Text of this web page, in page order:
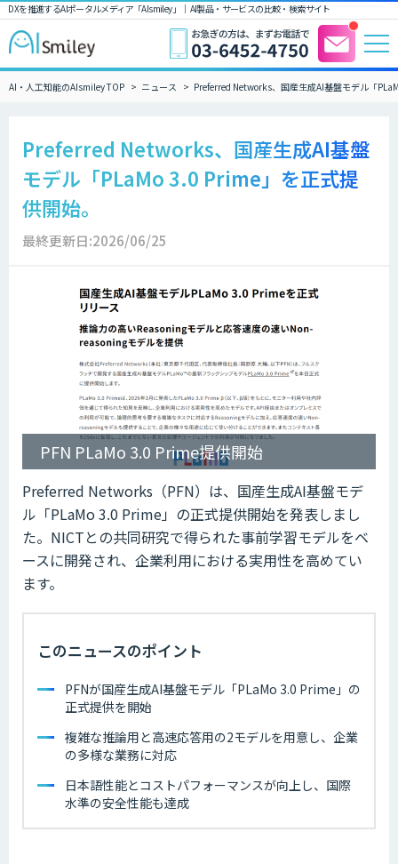
DXを推進するAIポータルメディア「AIsmiley」｜ AI製品・サービスの比較・検索サイト
AI・人工知能のAIsmiley TOP ニュース Preferred Networks、国産生成AI基盤モデル「
Preferred Networks、国産生成AI基盤
モデル「PLaMo 3.0 Prime」を正式提
供開始。
最終更新日:2026/06/25
PFN PLaMo 3.0 Prime提供開始
Preferred Networks（PFN）は、国産生成AI基盤モデ
ル「PLaMo 3.0 Prime」の正式提供開始を発表しまし
た。NICTとの共同研究で得られた事前学習モデルをベ
ースに開発され、企業利用における実用性を高めてい
ます。
このニュースのポイント
PFNが国産生成AI基盤モデル「PLaMo 3.0 Prime」の
正式提供を開始
複雑な推論用と高速応答用の2モデルを用意し、企業
の多様な業務に対応
日本語性能とコストパフォーマンスが向上し、国際
水準の安全性能も達成